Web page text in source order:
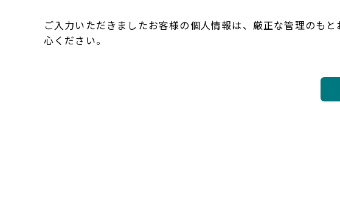
ご入力いただきましたお客様の個人情報は、厳正な管理のも
心ください。